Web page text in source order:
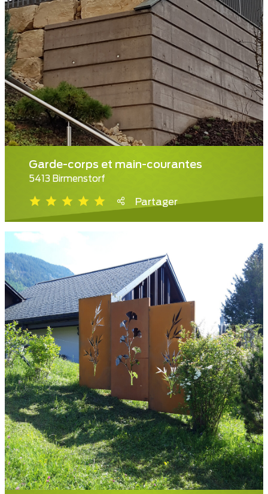
Garde-corps et main-courantes
5413 Birmenstorf
Partager